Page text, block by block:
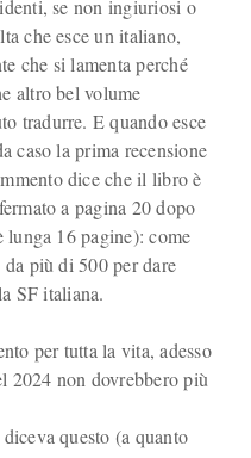
se non ingiuriosi o
che esce un italiano,
che si lamenta perché
altro bel volume
tradurre. E quando esce
caso la prima recensione
dice che il libro è
a pagina 20 dopo
lunga 16 pagine): come
più di 500 per dare
SF italiana.
per tutta la vita, adesso
2024 non dovrebbero più
questo (a quanto